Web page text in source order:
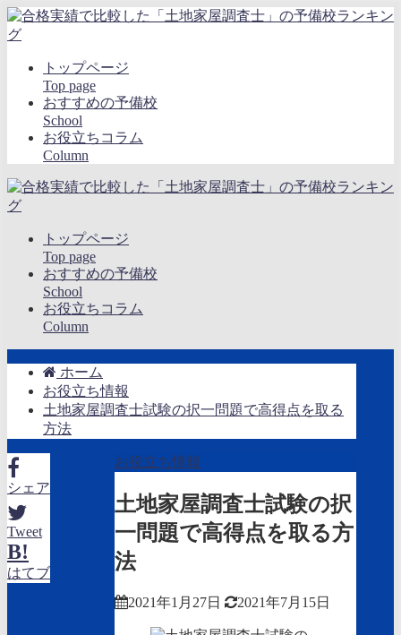
トップページ
Top page
おすすめの予備校
School
お役立ちコラム
Column
トップページ
Top page
おすすめの予備校
School
お役立ちコラム
Column
ホーム
お役立ち情報
土地家屋調査士試験の択一問題で高得点を取る
方法
シェア
Tweet
B!
はてブ
お役立ち情報
土地家屋調査士試験の択
一問題で高得点を取る方
法
2021年1月27日 2021年7月15日